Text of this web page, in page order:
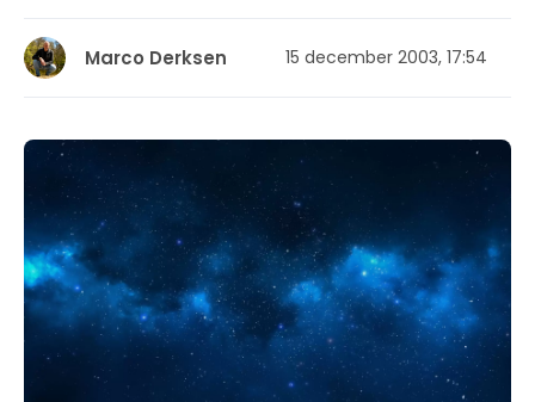
Marco Derksen 15 december 2003, 17:54